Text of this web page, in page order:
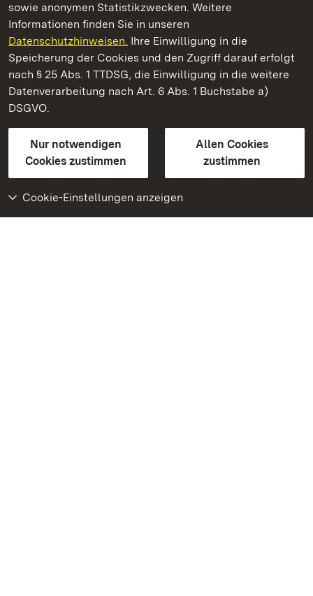
sowie anonymen Statistikzwecken. Weitere
Informationen finden Sie in unseren
Datenschutzhinweisen. Ihre Einwilligung in die
Speicherung der Cookies und den Zugriff darauf erfolgt
nach § 25 Abs. 1 TTDSG, die Einwilligung in die weitere
Datenverarbeitung nach Art. 6 Abs. 1 Buchstabe a)
DSGVO.
Nur notwendigen
Cookies zustimmen
Allen Cookies
zustimmen
Cookie-Einstellungen anzeigen
Staatliche Schlösser und Gärten Baden‑Württemberg
Staatliche Schlösser und Gärten Baden-Württemberg
Kontakt
GebärdenspracheLeichte Sprache
Erklärung zur Barrierefreiheit
BITV-konform (geprüfte Seiten)
Weiteres